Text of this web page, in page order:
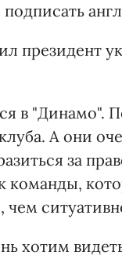
подписать
президент
в "Динамо".
А они
за
команды,
чем
хотим